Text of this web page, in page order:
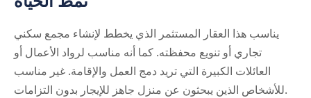
يناسب هذا العقار المستثمر الذي يخطط لإنشاء مجمع سكني
تجاري أو تنويع محفظته. كما أنه مناسب لرواد الأعمال أو
العائلات الكبيرة التي تريد دمج العمل والإقامة. غير مناسب
للأشخاص الذين يبحثون عن منزل جاهز للإيجار بدون التزامات.